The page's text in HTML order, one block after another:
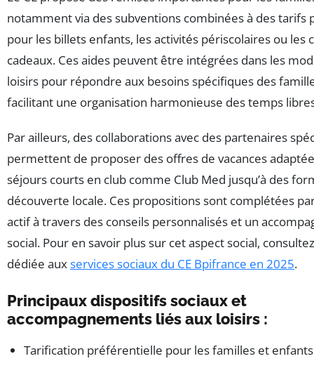
notamment via des subventions combinées à des tarifs
pour les billets enfants, les activités périscolaires ou les
cadeaux. Ces aides peuvent être intégrées dans les
loisirs pour répondre aux besoins spécifiques des
facilitant une organisation harmonieuse des temps
Par ailleurs, des collaborations avec des partenaires
permettent de proposer des offres de vacances
séjours courts en club comme Club Med jusqu’à des
découverte locale. Ces propositions sont complétées
actif à travers des conseils personnalisés et un
social. Pour en savoir plus sur cet aspect social,
dédiée auxservices sociaux du CE Bpifrance en 2025.
Principaux dispositifs sociaux et
accompagnements liés aux loisirs :
Tarification préférentielle pour les familles et enfants